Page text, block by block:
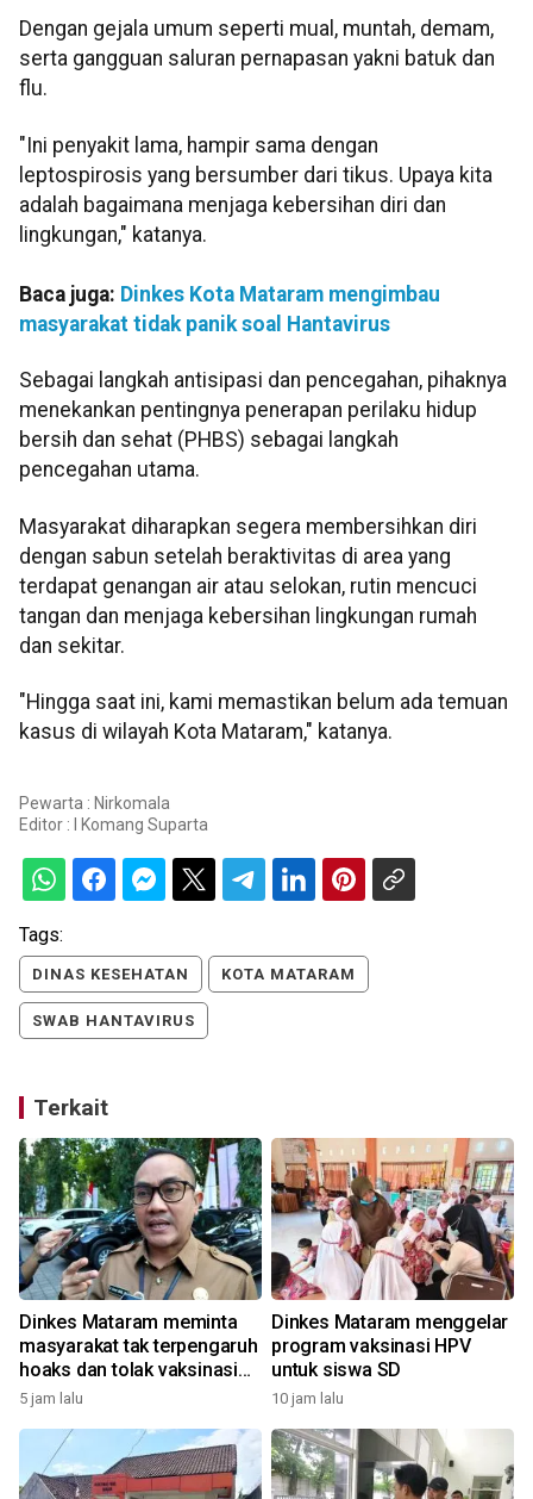
Dengan gejala umum seperti mual, muntah, demam,
serta gangguan saluran pernapasan yakni batuk dan
flu.
"Ini penyakit lama, hampir sama dengan
leptospirosis yang bersumber dari tikus. Upaya kita
adalah bagaimana menjaga kebersihan diri dan
lingkungan," katanya.
Baca juga: Dinkes Kota Mataram mengimbau
masyarakat tidak panik soal Hantavirus
Sebagai langkah antisipasi dan pencegahan, pihaknya
menekankan pentingnya penerapan perilaku hidup
bersih dan sehat (PHBS) sebagai langkah
pencegahan utama.
Masyarakat diharapkan segera membersihkan diri
dengan sabun setelah beraktivitas di area yang
terdapat genangan air atau selokan, rutin mencuci
tangan dan menjaga kebersihan lingkungan rumah
dan sekitar.
"Hingga saat ini, kami memastikan belum ada temuan
kasus di wilayah Kota Mataram," katanya.
Pewarta : Nirkomala
Editor :
I Komang Suparta
Tags:
DINAS KESEHATAN KOTA MATARAM
SWAB HANTAVIRUS
Terkait
Dinkes Mataram meminta
masyarakat tak terpengaruh
hoaks dan tolak vaksinasi
HPV
5 jam lalu
Dinkes Mataram menggelar
program vaksinasi HPV
untuk siswa SD
10 jam lalu